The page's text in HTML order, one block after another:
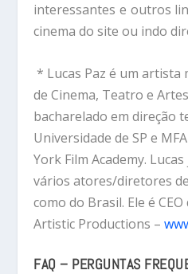
interessantes e outros
cinema do site ou indo
* Lucas Paz é um
de Cinema, Teatro e
bacharelado em direção
Universidade de SP e
York Film Academy.
vários atores/diretores
como do Brasil. Ele é CEO
Artistic Productions –
FAQ – PERGUNTAS